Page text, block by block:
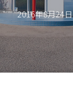
2016年8月24日